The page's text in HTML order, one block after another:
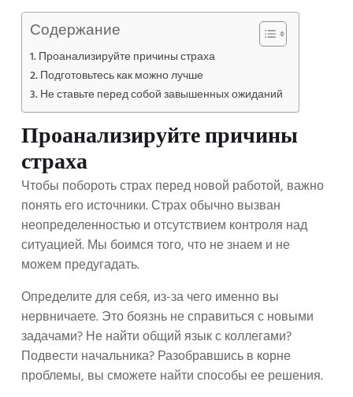
Содержание
Проанализируйте причины страха
Подготовьтесь как можно лучше
Не ставьте перед собой завышенных ожиданий
Проанализируйте причины
страха
Чтобы побороть страх перед новой работой, важно
понять его источники. Страх обычно вызван
неопределенностью и отсутствием контроля над
ситуацией. Мы боимся того, что не знаем и не
можем предугадать.
Определите для себя, из-за чего именно вы
нервничаете. Это боязнь не справиться с новыми
задачами? Не найти общий язык с коллегами?
Подвести начальника? Разобравшись в корне
проблемы, вы сможете найти способы ее решения.